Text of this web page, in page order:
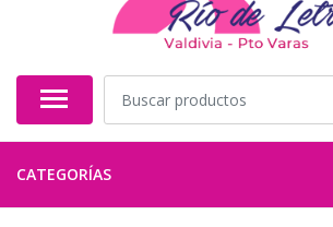
CATEGORÍAS